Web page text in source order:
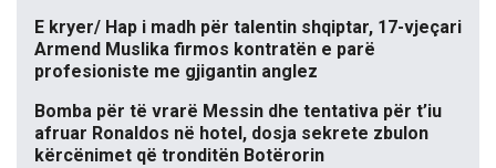
E kryer/ Hap i madh për talentin shqiptar, 17-vjeçari
Armend Muslika firmos kontratën e parë
profesioniste me gjigantin anglez
Bomba për të vrarë Messin dhe tentativa për t’iu
afruar Ronaldos në hotel, dosja sekrete zbulon
kërcënimet që tronditën Botërorin